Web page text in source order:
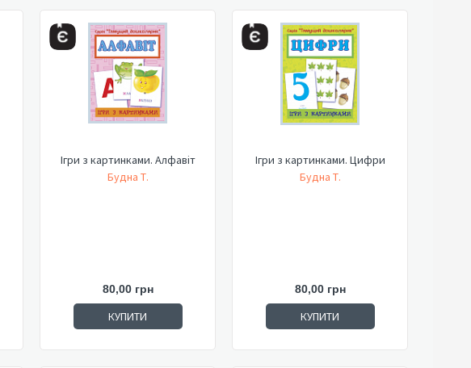
Ігри з картинками. Алфавіт
Будна Т.
80,00 грн
КУПИТИ
Ігри з картинками. Цифри
Будна Т.
80,00 грн
КУПИТИ